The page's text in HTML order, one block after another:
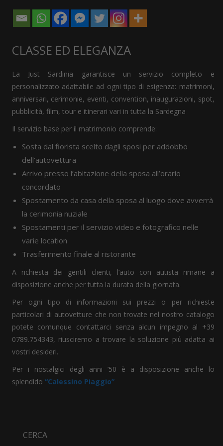
CLASSE ED ELEGANZA
La Just Sardinia garantisce un servizio completo e
personalizzato adattabile ad ogni tipo di esigenza: matrimoni,
anniversari, cerimonie, eventi, convention, inaugurazioni, spot,
pubblicità, film, tour e itinerari vari in tutta la Sardegna
Il servizio base per il matrimonio comprende:
Sosta dal fiorista scelto dagli sposi per addobbo
dell’autovettura
Arrivo presso l’abitazione della sposa all’orario
concordato
Spostamento da casa della sposa al luogo dove avverrà
la cerimonia nuziale
Spostamenti per il servizio video e fotografico nelle
varie location
Trasferimento finale al ristorante
A richiesta dei gentili clienti, l’auto con autista rimane a
disposizione anche per tutta la durata della giornata.
Per ogni tipo di informazioni sui prezzi o per richieste
particolari di autovetture che non trovate nel nostro catalogo
potete comunque contattarci senza alcun impegno al +39
0789.754343, riusciremo a trovare la soluzione più adatta ai
vostri desideri.
Per i nostalgici degli anni ’50 è a disposizione anche lo
splendido “Calessino Piaggio”
CERCA